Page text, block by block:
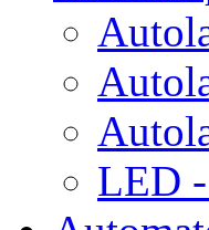
LED